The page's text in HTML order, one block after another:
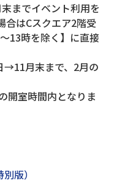
までイベント利用を
合はCスクエア2階受
13時を除く】に直接
→11月末まで、2月の
開室時間内となりま
版）